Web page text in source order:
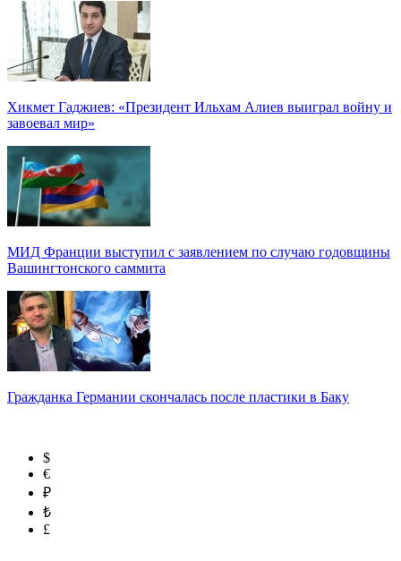
Хикмет Гаджиев: «Президент Ильхам Алиев выиграл войну и
завоевал мир»
МИД Франции выступил с заявлением по случаю годовщины
Вашингтонского саммита
Гражданка Германии скончалась после пластики в Баку
$
€
₽
₺
£